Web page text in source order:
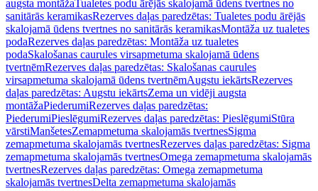
augsta montāžaTualetes podu ārējās skalojamā ūdens tvertnes no
sanitārās keramikasRezerves daļas paredzētas: Tualetes podu ārējās
skalojamā ūdens tvertnes no sanitārās keramikasMontāža uz tualetes
podaRezerves daļas paredzētas: Montāža uz tualetes
podaSkalošanas caurules virsapmetuma skalojamā ūdens
tvertnēmRezerves daļas paredzētas: Skalošanas caurules
virsapmetuma skalojamā ūdens tvertnēmAugstu iekārtsRezerves
daļas paredzētas: Augstu iekārtsZema un vidēji augsta
montāžaPiederumiRezerves daļas paredzētas:
PiederumiPieslēgumiRezerves daļas paredzētas: PieslēgumiStūra
vārstiManšetesZemapmetuma skalojamās tvertnesSigma
zemapmetuma skalojamās tvertnesRezerves daļas paredzētas: Sigma
zemapmetuma skalojamās tvertnesOmega zemapmetuma skalojamās
tvertnesRezerves daļas paredzētas: Omega zemapmetuma
skalojamās tvertnesDelta zemapmetuma skalojamās